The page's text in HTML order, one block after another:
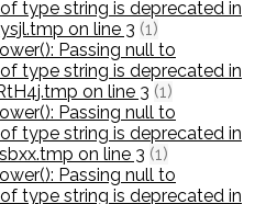
type string is deprecated in
on line 3 (1)
Passing null to
type string is deprecated in
on line 3 (1)
Passing null to
type string is deprecated in
on line 3 (1)
Passing null to
type string is deprecated in